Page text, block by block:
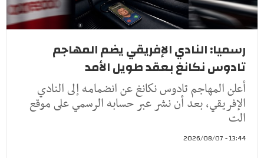
رسميا: النادي الإفريقي يضم المهاجم
تادوس نكانغ بعقد طويل الأمد
أعلن المهاجم تادوس نكانغ عن انضمامه إلى النادي
الإفريقي، بعد أن نشر عبر حسابه الرسمي على موقع
الت
13:44 - 2026/08/07